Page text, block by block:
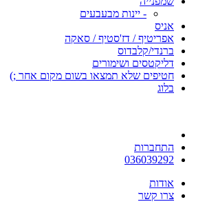
- יינות מבעבעים
אניס
אפריטיף / דז'סטיף / סאקה
ברנדי/קלבדוס
דליקטסים ושימורים
חטיפים שלא תמצאו בשום מקום אחר ;)
בלוג
התחברות
036039292
אודות
צרו קשר